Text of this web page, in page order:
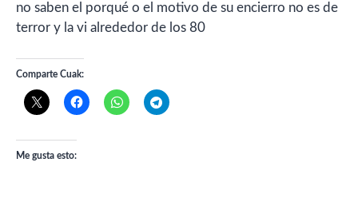
no saben el porqué o el motivo de su encierro no es de
terror y la vi alrededor de los 80
Comparte Cuak:
Me gusta esto: